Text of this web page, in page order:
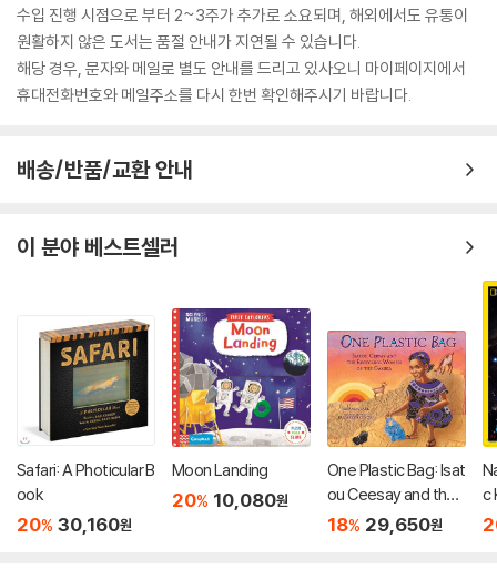
수입 진행 시점으로 부터 2~3주가 추가로 소요되며, 해외에서도 유통이
원활하지 않은 도서는 품절 안내가 지연될 수 있습니다.
해당 경우, 문자와 메일로 별도 안내를 드리고 있사오니 마이페이지에서
휴대전화번호와 메일주소를 다시 한번 확인해주시기 바랍니다.
배송/반품/교환 안내
이 분야 베스트셀러
Safari: A Photicular B
ook
20% 30,160원
Moon Landing
20% 10,080원
One Plastic Bag: Isat
ou Ceesay and the
Recycling Women o
18% 29,650원
c